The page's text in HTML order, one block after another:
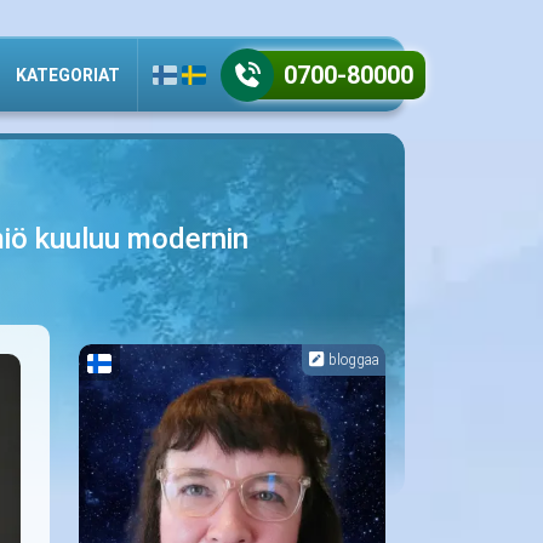
KATEGORIAT 0700-80000
kuuluu modernin
bloggaa